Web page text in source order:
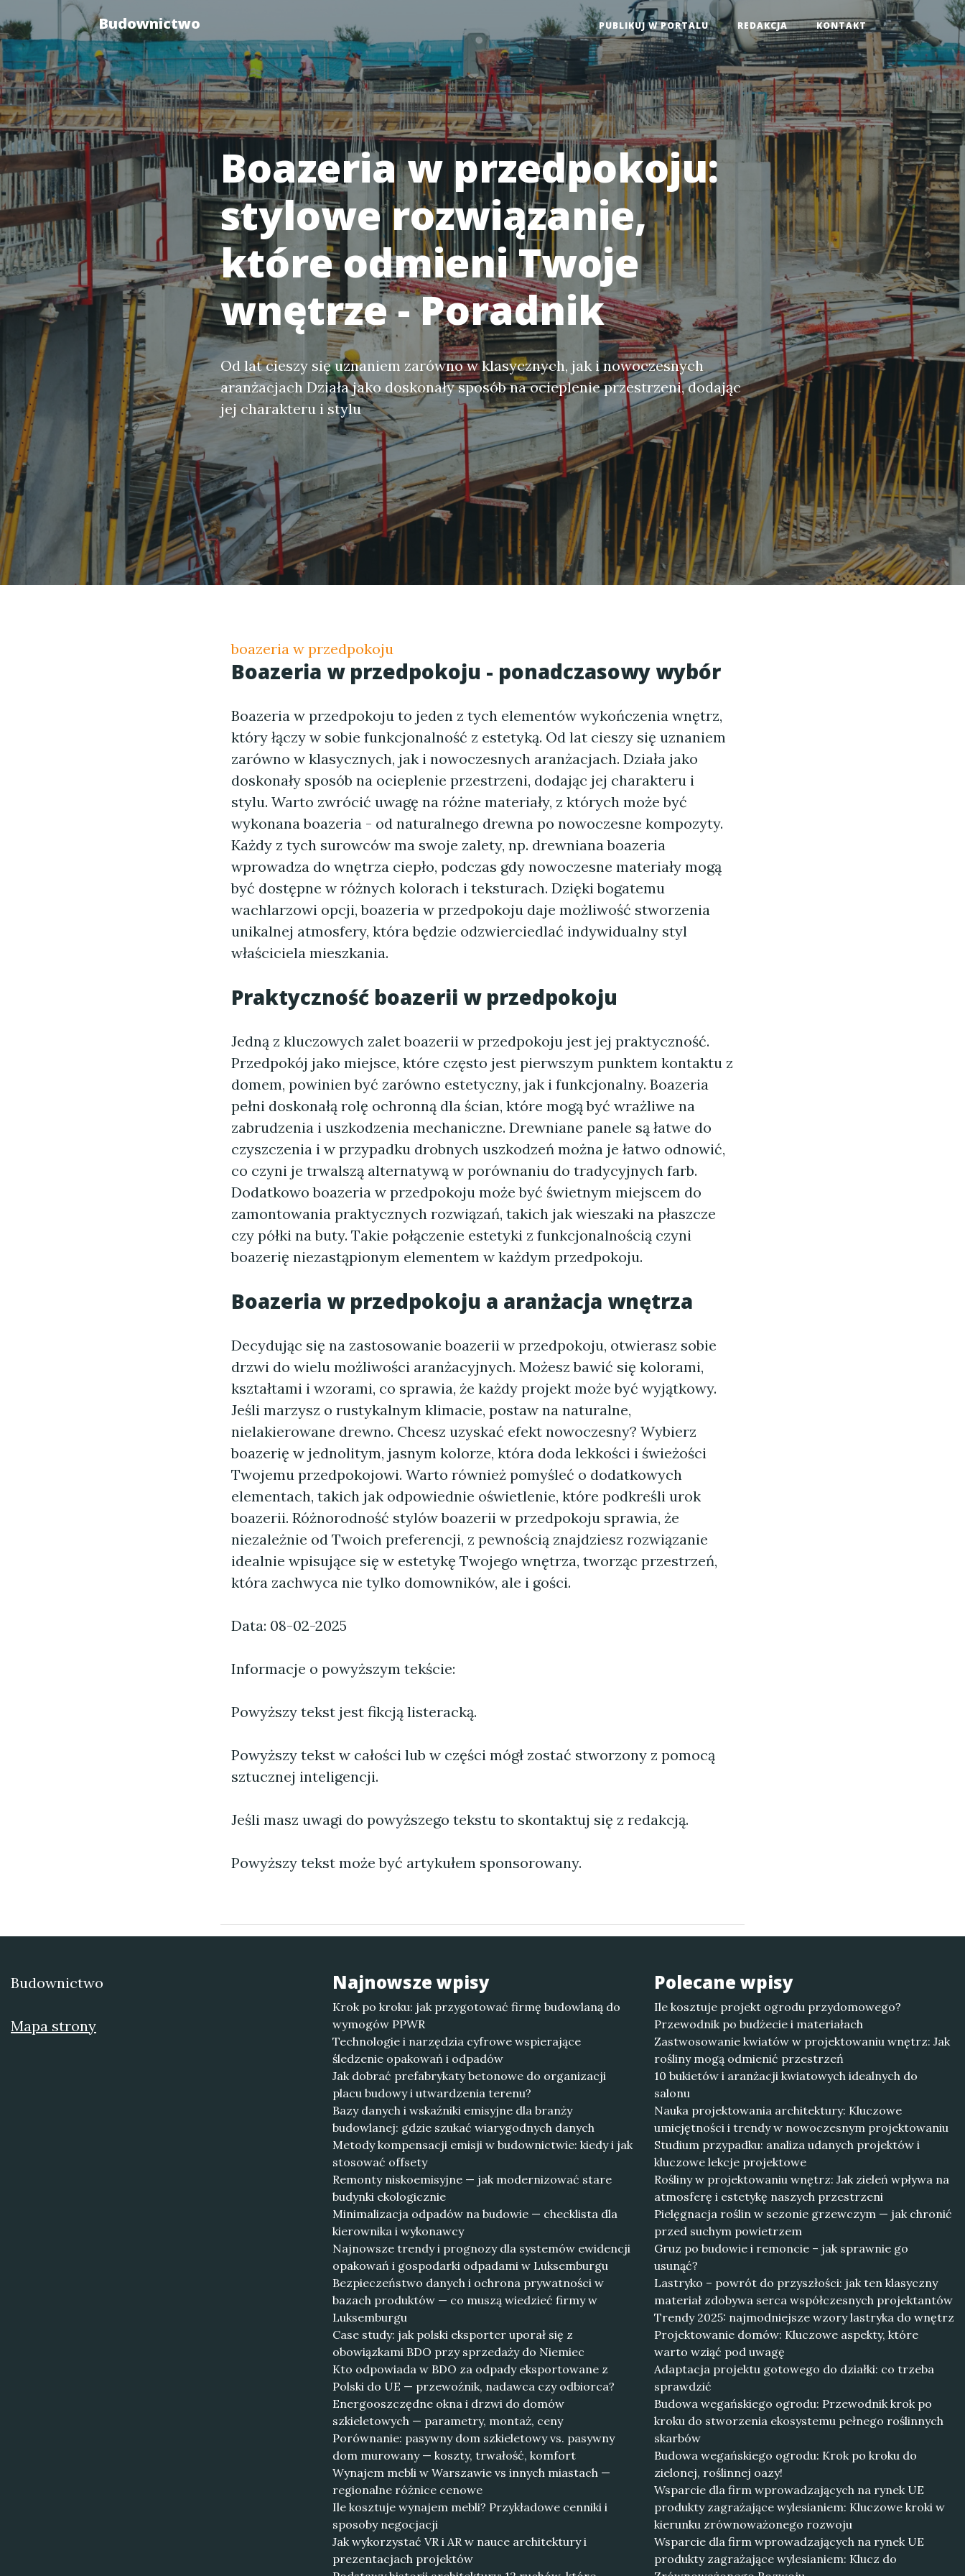
Budownictwo PUBLIKUJ W PORTALU REDAKCJA KONTAKT
Boazeria w przedpokoju:
stylowe rozwiązanie,
które odmieni Twoje
wnętrze - Poradnik
Od lat cieszy się uznaniem zarówno w klasycznych, jak i nowoczesnych
aranżacjach Działa jako doskonały sposób na ocieplenie przestrzeni, dodając
jej charakteru i stylu
boazeria w przedpokoju
Boazeria w przedpokoju - ponadczasowy wybór
Boazeria w przedpokoju to jeden z tych elementów wykończenia wnętrz,
który łączy w sobie funkcjonalność z estetyką. Od lat cieszy się uznaniem
zarówno w klasycznych, jak i nowoczesnych aranżacjach. Działa jako
doskonały sposób na ocieplenie przestrzeni, dodając jej charakteru i
stylu. Warto zwrócić uwagę na różne materiały, z których może być
wykonana boazeria - od naturalnego drewna po nowoczesne kompozyty.
Każdy z tych surowców ma swoje zalety, np. drewniana boazeria
wprowadza do wnętrza ciepło, podczas gdy nowoczesne materiały mogą
być dostępne w różnych kolorach i teksturach. Dzięki bogatemu
wachlarzowi opcji, boazeria w przedpokoju daje możliwość stworzenia
unikalnej atmosfery, która będzie odzwierciedlać indywidualny styl
właściciela mieszkania.
Praktyczność boazerii w przedpokoju
Jedną z kluczowych zalet boazerii w przedpokoju jest jej praktyczność.
Przedpokój jako miejsce, które często jest pierwszym punktem kontaktu z
domem, powinien być zarówno estetyczny, jak i funkcjonalny. Boazeria
pełni doskonałą rolę ochronną dla ścian, które mogą być wrażliwe na
zabrudzenia i uszkodzenia mechaniczne. Drewniane panele są łatwe do
czyszczenia i w przypadku drobnych uszkodzeń można je łatwo odnowić,
co czyni je trwalszą alternatywą w porównaniu do tradycyjnych farb.
Dodatkowo boazeria w przedpokoju może być świetnym miejscem do
zamontowania praktycznych rozwiązań, takich jak wieszaki na płaszcze
czy półki na buty. Takie połączenie estetyki z funkcjonalnością czyni
boazerię niezastąpionym elementem w każdym przedpokoju.
Boazeria w przedpokoju a aranżacja wnętrza
Decydując się na zastosowanie boazerii w przedpokoju, otwierasz sobie
drzwi do wielu możliwości aranżacyjnych. Możesz bawić się kolorami,
kształtami i wzorami, co sprawia, że każdy projekt może być wyjątkowy.
Jeśli marzysz o rustykalnym klimacie, postaw na naturalne,
nielakierowane drewno. Chcesz uzyskać efekt nowoczesny? Wybierz
boazerię w jednolitym, jasnym kolorze, która doda lekkości i świeżości
Twojemu przedpokojowi. Warto również pomyśleć o dodatkowych
elementach, takich jak odpowiednie oświetlenie, które podkreśli urok
boazerii. Różnorodność stylów boazerii w przedpokoju sprawia, że
niezależnie od Twoich preferencji, z pewnością znajdziesz rozwiązanie
idealnie wpisujące się w estetykę Twojego wnętrza, tworząc przestrzeń,
która zachwyca nie tylko domowników, ale i gości.
Data: 08-02-2025
Informacje o powyższym tekście:
Powyższy tekst jest fikcją listeracką.
Powyższy tekst w całości lub w części mógł zostać stworzony z pomocą
sztucznej inteligencji.
Jeśli masz uwagi do powyższego tekstu to skontaktuj się z redakcją.
Powyższy tekst może być artykułem sponsorowany.
Budownictwo
Mapa strony
Najnowsze wpisy
Krok po kroku: jak przygotować firmę budowlaną do
wymogów PPWR
Technologie i narzędzia cyfrowe wspierające
śledzenie opakowań i odpadów
Jak dobrać prefabrykaty betonowe do organizacji
placu budowy i utwardzenia terenu?
Bazy danych i wskaźniki emisyjne dla branży
budowlanej: gdzie szukać wiarygodnych danych
Metody kompensacji emisji w budownictwie: kiedy i jak
stosować offsety
Remonty niskoemisyjne — jak modernizować stare
budynki ekologicznie
Minimalizacja odpadów na budowie — checklista dla
kierownika i wykonawcy
Najnowsze trendy i prognozy dla systemów ewidencji
opakowań i gospodarki odpadami w Luksemburgu
Bezpieczeństwo danych i ochrona prywatności w
bazach produktów — co muszą wiedzieć firmy w
Luksemburgu
Case study: jak polski eksporter uporał się z
obowiązkami BDO przy sprzedaży do Niemiec
Kto odpowiada w BDO za odpady eksportowane z
Polski do UE — przewoźnik, nadawca czy odbiorca?
Energooszczędne okna i drzwi do domów
szkieletowych — parametry, montaż, ceny
Porównanie: pasywny dom szkieletowy vs. pasywny
dom murowany — koszty, trwałość, komfort
Wynajem mebli w Warszawie vs innych miastach —
regionalne różnice cenowe
Ile kosztuje wynajem mebli? Przykładowe cenniki i
sposoby negocjacji
Jak wykorzystać VR i AR w nauce architektury i
prezentacjach projektów
Polecane wpisy
Ile kosztuje projekt ogrodu przydomowego?
Przewodnik po budżecie i materiałach
Zastwosowanie kwiatów w projektowaniu wnętrz: Jak
rośliny mogą odmienić przestrzeń
10 bukietów i aranżacji kwiatowych idealnych do
salonu
Nauka projektowania architektury: Kluczowe
umiejętności i trendy w nowoczesnym projektowaniu
Studium przypadku: analiza udanych projektów i
kluczowe lekcje projektowe
Rośliny w projektowaniu wnętrz: Jak zieleń wpływa na
atmosferę i estetykę naszych przestrzeni
Pielęgnacja roślin w sezonie grzewczym — jak chronić
przed suchym powietrzem
Gruz po budowie i remoncie – jak sprawnie go
usunąć?
Lastryko – powrót do przyszłości: jak ten klasyczny
materiał zdobywa serca współczesnych projektantów
Trendy 2025: najmodniejsze wzory lastryka do wnętrz
Projektowanie domów: Kluczowe aspekty, które
warto wziąć pod uwagę
Adaptacja projektu gotowego do działki: co trzeba
sprawdzić
Budowa wegańskiego ogrodu: Przewodnik krok po
kroku do stworzenia ekosystemu pełnego roślinnych
skarbów
Budowa wegańskiego ogrodu: Krok po kroku do
zielonej, roślinnej oazy!
Wsparcie dla firm wprowadzających na rynek UE
produkty zagrażające wylesianiem: Kluczowe kroki w
kierunku zrównoważonego rozwoju
Wsparcie dla firm wprowadzających na rynek UE
produkty zagrażające wylesianiem: Klucz do